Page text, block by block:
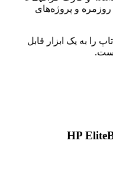
روزمره و پروژه‌های
را به یک ابزار قابل